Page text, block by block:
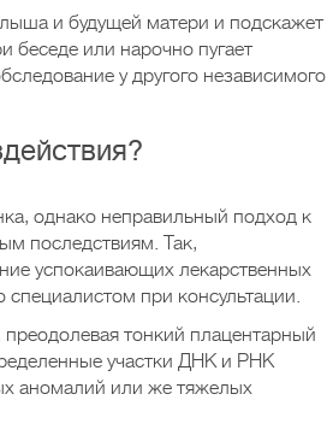
и будущей матери и подскажет
беседе или нарочно пугает
у другого независимого
однако неправильный подход к
последствиям. Так,
успокаивающих лекарственных
при консультации.
тонкий плацентарный
участки ДНК и РНК
аномалий или же тяжелых